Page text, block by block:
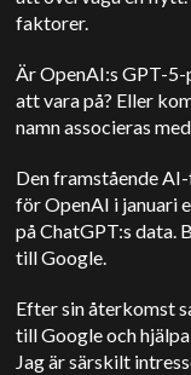
faktorer.
Är OpenAI:s GPT-
att vara på? Eller
namn associeras
Den framstående
för OpenAI i januari
på ChatGPT:s data.
till Google.
Efter sin återkomst
till Google och
Jag är särskilt